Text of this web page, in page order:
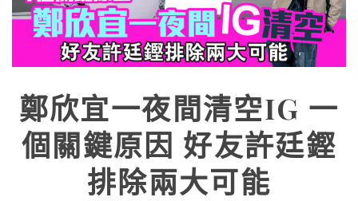
鄭欣宜一夜間清空IG 一
個關鍵原因 好友許廷鏗
排除兩大可能